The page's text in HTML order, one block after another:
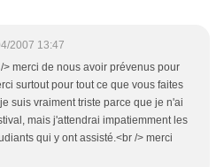
2007 13:47
> merci de nous avoir prévenus pour
surtout pour tout ce que vous faites
suis vraiment triste parce que je n'ai
mais j'attendrai impatiemment les
qui y ont assisté.<br /> merci